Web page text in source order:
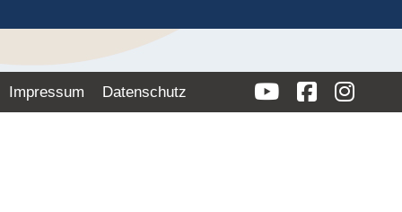
Impressum Datenschutz